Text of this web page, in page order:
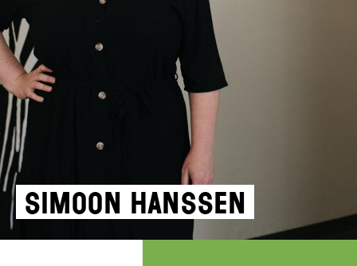
Simoon Hanssen